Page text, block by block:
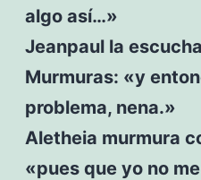
algo así…»
Jeanpaul la
Murmuras: «y
problema, nena.»
Aletheia murmura
«pues que yo no